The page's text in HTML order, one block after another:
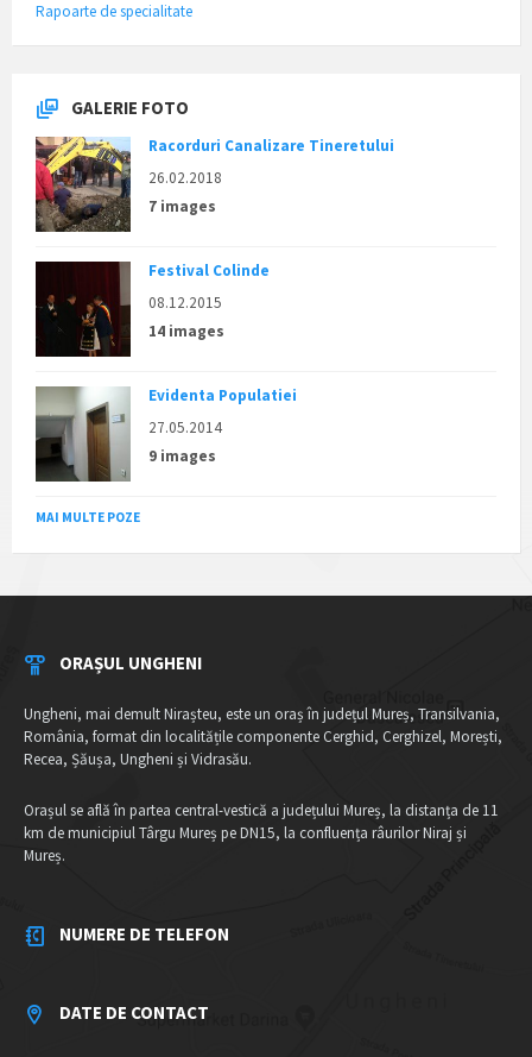
Rapoarte de specialitate
GALERIE FOTO
Racorduri Canalizare Tineretului
26.02.2018
7 images
Festival Colinde
08.12.2015
14 images
Evidenta Populatiei
27.05.2014
9 images
MAI MULTE POZE
ORAȘUL UNGHENI
Ungheni, mai demult Nirașteu, este un oraș în județul Mureș, Transilvania,
România, format din localitățile componente Cerghid, Cerghizel, Morești,
Recea, Șăușa, Ungheni și Vidrasău.
Orașul se află în partea central-vestică a județului Mureș, la distanța de 11
km de municipiul Târgu Mureș pe DN15, la confluența râurilor Niraj și
Mureș.
NUMERE DE TELEFON
DATE DE CONTACT